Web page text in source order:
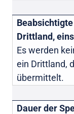
Drittland,
Es werden
ein Drittland,
übermittelt.
Dauer der